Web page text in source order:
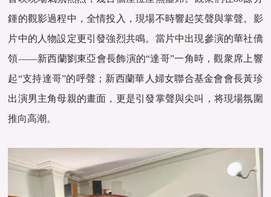
鍾的觀影過程中，全情投入，現場不時響起笑聲與掌聲。影
片中的人物設定更引發強烈共鳴。當片中出現參演的華社僑
領——新西蘭劉東亞會長飾演的“達哥”一角時，觀衆席上響
起“支持達哥”的呼聲；新西蘭華人婦女聯合基金會會長黃珍
出演男主角母親的畫面，更是引發掌聲與尖叫，将現場氛圍
推向高潮。